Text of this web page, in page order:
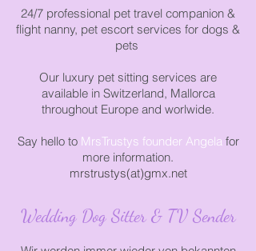
24/7 professional pet travel companion &
flight nanny, pet escort services for dogs &
pets
Our luxury pet sitting services are
available in Switzerland, Mallorca
throughout Europe and worlwide.
Say hello to MrsTrustys founder Angelafor
more information.
mrstrustys(at)gmx.net
Wedding Dog Sitter & TV Sender​